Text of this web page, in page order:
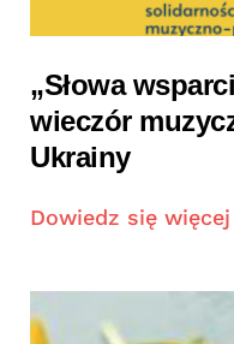
„Słowa
wieczór
Ukrainy
Dowiedz się więcej